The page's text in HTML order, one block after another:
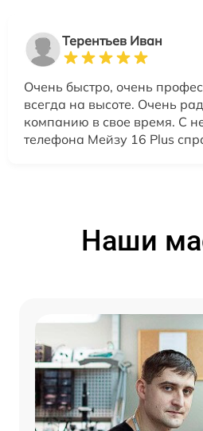
Терентьев Иван
Очень быстро, очень
всегда на высоте. Очень
компанию в свое время. С
телефона Мейзу 16 Plus
Наши